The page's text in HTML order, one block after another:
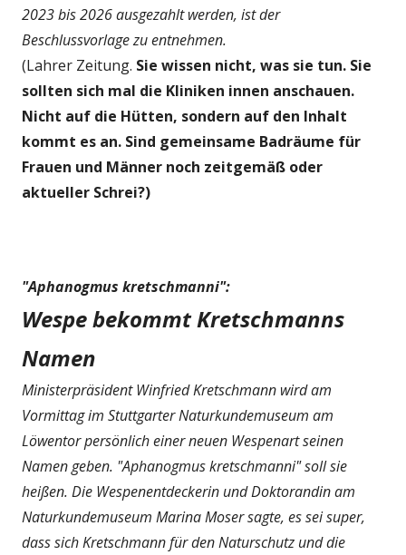
2023 bis 2026 ausgezahlt werden, ist der
Beschlussvorlage zu entnehmen.
(Lahrer Zeitung. Sie wissen nicht, was sie tun. Sie
sollten sich mal die Kliniken innen anschauen.
Nicht auf die Hütten, sondern auf den Inhalt
kommt es an. Sind gemeinsame Badräume für
Frauen und Männer noch zeitgemäß oder
aktueller Schrei?)
"Aphanogmus kretschmanni":
Wespe bekommt Kretschmanns
Namen
Ministerpräsident Winfried Kretschmann wird am
Vormittag im Stuttgarter Naturkundemuseum am
Löwentor persönlich einer neuen Wespenart seinen
Namen geben. "Aphanogmus kretschmanni" soll sie
heißen. Die Wespenentdeckerin und Doktorandin am
Naturkundemuseum Marina Moser sagte, es sei super,
dass sich Kretschmann für den Naturschutz und die